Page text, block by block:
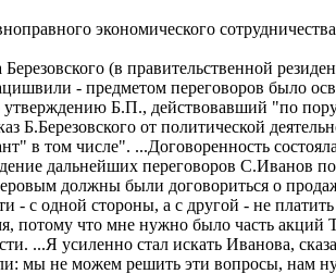
экономического
(в правительственной
- предметом переговоров было
утверждению Б.П., действовавший "по
Б.Березовского от политической
в том числе". ...Договоренность
дальнейших переговоров С.Иванов
должны были договориться о
- с одной стороны, а с другой - не платить
потому что мне нужно было часть акций
...Я усиленно стал искать Иванова,
мы не можем решить эти вопросы, нам